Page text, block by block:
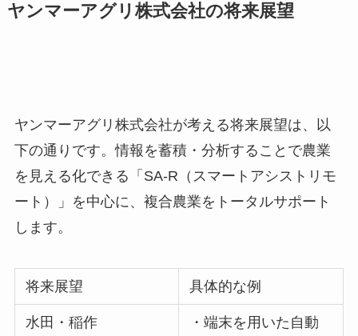
ヤンマーアグリ株式会社の将来展望
ヤンマーアグリ株式会社が考える将来展望は、以
下の通りです。情報を蓄積・分析することで農業
を見える化できる「SA-R（スマートアシストリモ
ート）」を中心に、複合農業をトータルサポート
します。
将来展望 具体的な例
水田・稲作
・端末を用いた自動